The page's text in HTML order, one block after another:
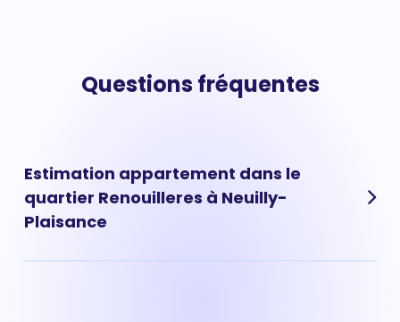
Questions fréquentes
Estimation appartement dans le
quartier Renouilleres à Neuilly-
Plaisance